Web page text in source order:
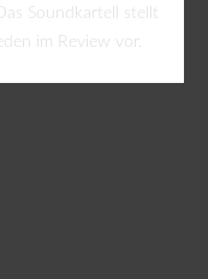
Soundkartell stellt
im Review vor.